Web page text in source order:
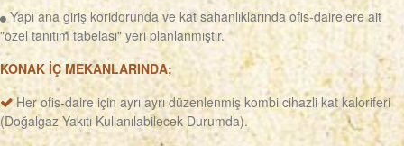
Yapı ana giriş koridorunda ve kat sahanlıklarında ofis-dairelere ait
"özel tanıtım tabelası" yeri planlanmıştır.
KONAK İÇ MEKANLARINDA;
Her ofis-daire için ayrı ayrı düzenlenmiş kombi cihazli kat kaloriferi
(Doğalgaz Yakıtı Kullanılabilecek Durumda).